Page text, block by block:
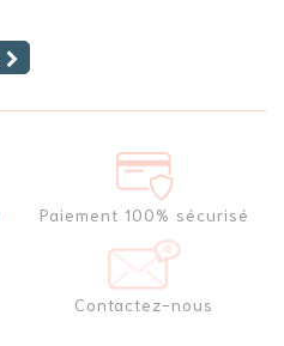
Paiement 100% sécurisé
Contactez-nous